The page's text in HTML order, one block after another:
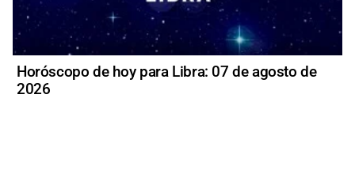
Horóscopo de hoy para Libra: 07 de agosto de
2026